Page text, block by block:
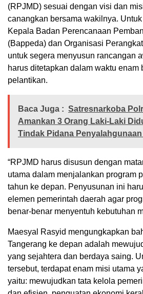
(RPJMD) sesuai dengan visi dan
canangkan bersama wakilnya.
Kepala Badan Perencanaan
(Bappeda) dan Organisasi
untuk segera menyusun rancangan
harus ditetapkan dalam waktu enam
pelantikan.
Baca Juga : Satresnarkoba
Amankan 3 Orang Laki-Laki
Tindak Pidana
“RPJMD harus disusun dengan
utama dalam menjalankan program
tahun ke depan. Penyusunan ini
elemen pemerintah daerah agar
benar-benar menyentuh kebutuhan
Maesyal Rasyid mengungkapkan
Tangerang ke depan adalah
yang sejahtera dan berdaya saing.
tersebut, terdapat enam misi utama
yaitu: mewujudkan tata kelola